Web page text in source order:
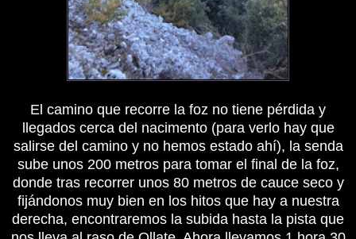
El camino que recorre la foz no tiene pérdida y
llegados cerca del nacimento (para verlo hay que
salirse del camino y no hemos estado ahí), la senda
sube unos 200 metros para tomar el final de la foz,
donde tras recorrer unos 80 metros de cauce seco y
fijándonos muy bien en los hitos que hay a nuestra
derecha, encontraremos la subida hasta la pista que